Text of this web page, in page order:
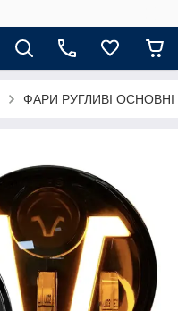
ФАРИ РУГЛИВІ ОСНОВНІ